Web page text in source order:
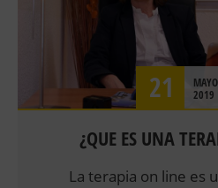
21
MAYO
2019
¿QUE ES UNA
La terapia on line es